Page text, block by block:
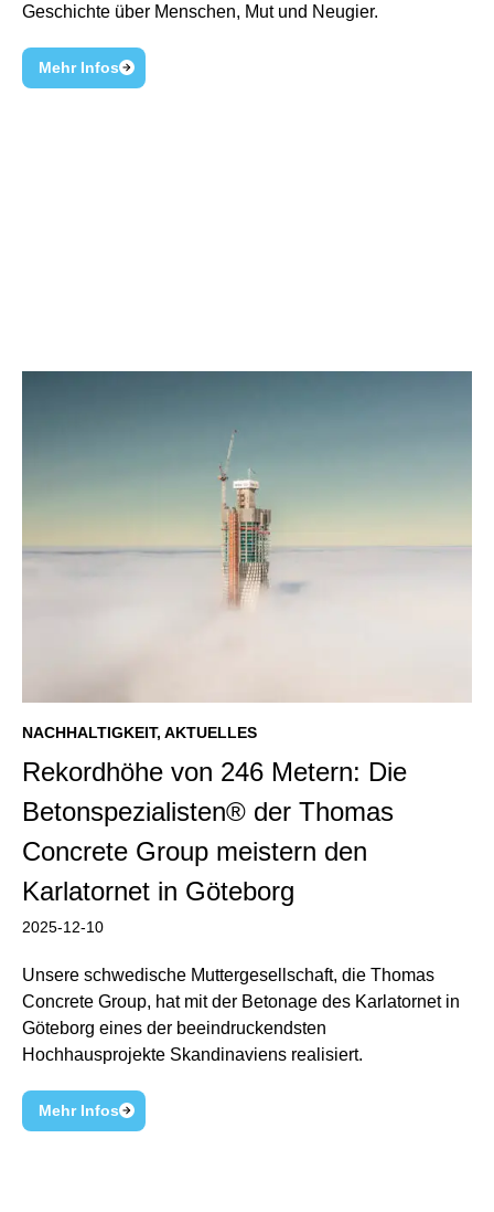
Geschichte über Menschen, Mut und Neugier.
Mehr Infos
NACHHALTIGKEIT, AKTUELLES
Rekordhöhe von 246 Metern: Die
Betonspezialisten® der Thomas
Concrete Group meistern den
Karlatornet in Göteborg
2025-12-10
Unsere schwedische Muttergesellschaft, die Thomas
Concrete Group, hat mit der Betonage des Karlatornet in
Göteborg eines der beeindruckendsten
Hochhausprojekte Skandinaviens realisiert.
Mehr Infos